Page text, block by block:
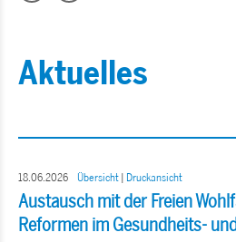
Aktuelles
18.06.2026 Übersicht Druckansicht
Austausch mit der Freien
Reformen im Gesundheits-